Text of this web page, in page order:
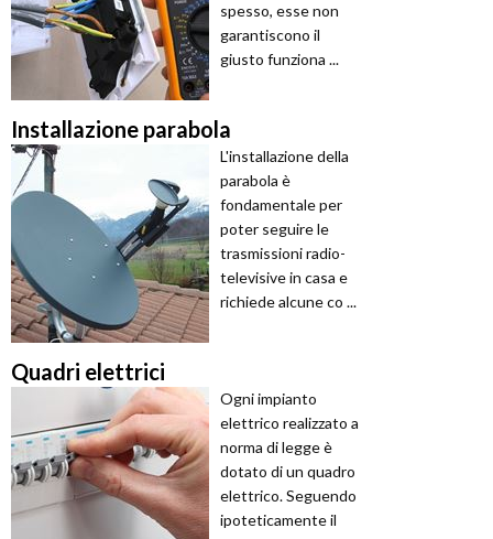
spesso, esse non
garantiscono il
giusto funziona ...
Installazione parabola
L'installazione della
parabola è
fondamentale per
poter seguire le
trasmissioni radio-
televisive in casa e
richiede alcune co ...
Quadri elettrici
Ogni impianto
elettrico realizzato a
norma di legge è
dotato di un quadro
elettrico. Seguendo
ipoteticamente il